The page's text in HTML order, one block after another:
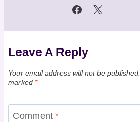
Leave A Reply
Your email address will not be published.
marked *
Comment *